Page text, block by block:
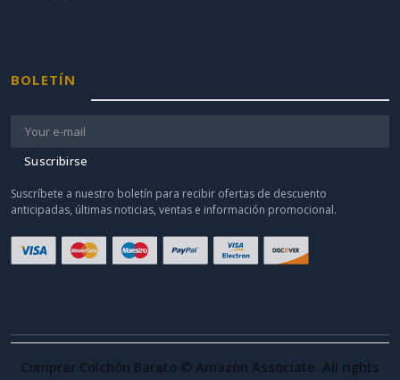
BOLETÍN
Suscribirse
Suscríbete a nuestro boletín para recibir ofertas de descuento
anticipadas, últimas noticias, ventas e información promocional.
Comprar Colchón Barato © Amazon Associate. All rights